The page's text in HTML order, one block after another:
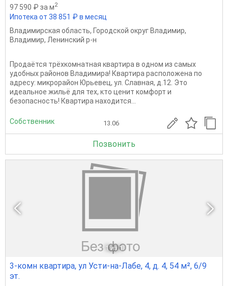
97 590 ₽ за м2
Ипотека от 38 851 ₽ в месяц
Владимирская область, Городской округ Владимир,
Владимир, Ленинский р-н
Продаётся трёхкомнатная квартира в одном из самых
удобных районов Владимира! Квартира расположена по
адресу: микрорайон Юрьевец, ул. Славная, д.12. Это
идеальное жильё для тех, кто ценит комфорт и
безопасность! Квартира находится...
Собственник 13.06
Позвонить
1 из 1
3-комн квартира, ул Усти-на-Лабе, 4, д. 4, 54 м², 6/9
эт.